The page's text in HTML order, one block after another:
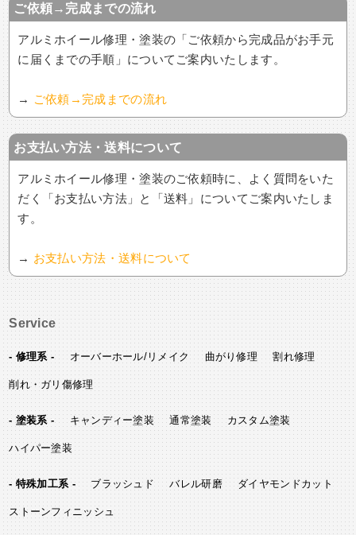
ご依頼→完成までの流れ
アルミホイール修理・塗装の「ご依頼から完成品がお手元
に届くまでの手順」についてご案内いたします。
→ ご依頼→完成までの流れ
お支払い方法・送料について
アルミホイール修理・塗装のご依頼時に、よく質問をいた
だく「お支払い方法」と「送料」についてご案内いたしま
す。
→ お支払い方法・送料について
Service
- 修理系 - オーバーホール/リメイク 曲がり修理 割れ修理
削れ・ガリ傷修理
- 塗装系 - キャンディー塗装 通常塗装 カスタム塗装
ハイパー塗装
- 特殊加工系 - ブラッシュド バレル研磨 ダイヤモンドカット
ストーンフィニッシュ